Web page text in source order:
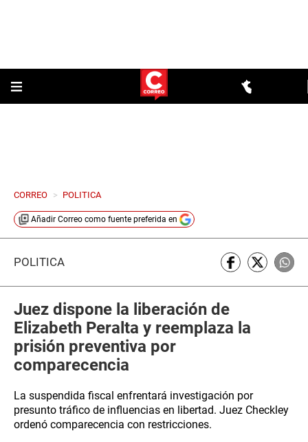
CORREO > POLITICA
Añadir Correo como fuente preferida en
POLÍTICA
Juez dispone la liberación de
Elizabeth Peralta y reemplaza la
prisión preventiva por
comparecencia
La suspendida fiscal enfrentará investigación por
presunto tráfico de influencias en libertad. Juez Checkley
ordenó comparecencia con restricciones.